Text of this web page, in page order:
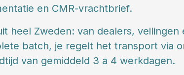
en CMR-vrachtbrief.
heel Zweden: van dealers, veilingen
batch, je regelt het transport via
van gemiddeld 3 a 4 werkdagen.